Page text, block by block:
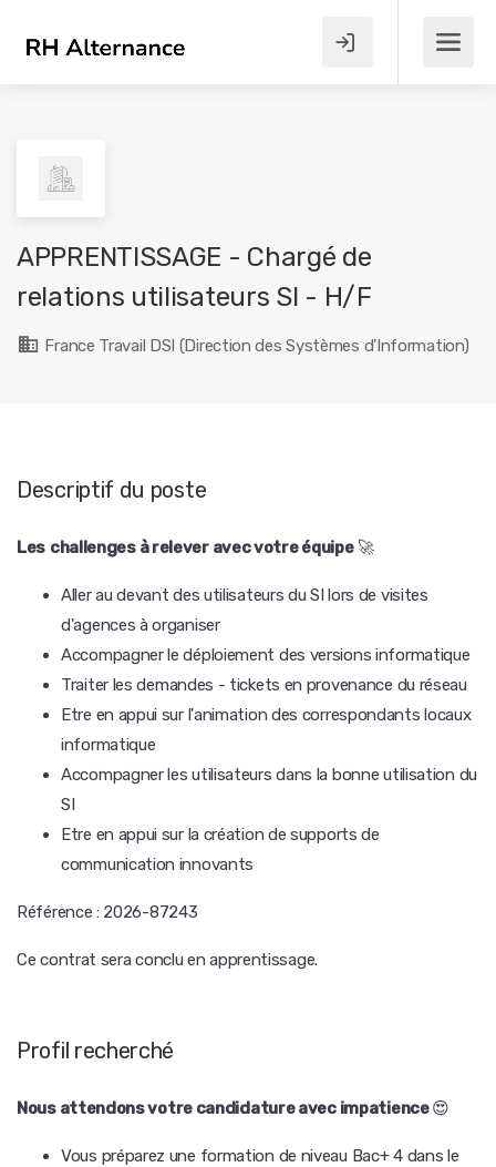
APPRENTISSAGE - Chargé de
relations utilisateurs SI - H/F
France Travail DSI (Direction des Systèmes d'Information)
Descriptif du poste
Les challenges à relever avec votre équipe🚀
Aller au devant des utilisateurs du SI lors de visites
d'agences à organiser
Accompagner le déploiement des versions informatique
Traiter les demandes - tickets en provenance du réseau
Etre en appui sur l'animation des correspondants locaux
informatique
Accompagner les utilisateurs dans la bonne utilisation du
SI
Etre en appui sur la création de supports de
communication innovants
Référence : 2026-87243
Ce contrat sera conclu en apprentissage.
Profil recherché
Nous attendons votre candidature avec impatience😍
Vous préparez une formation de niveau Bac+ 4 dans le